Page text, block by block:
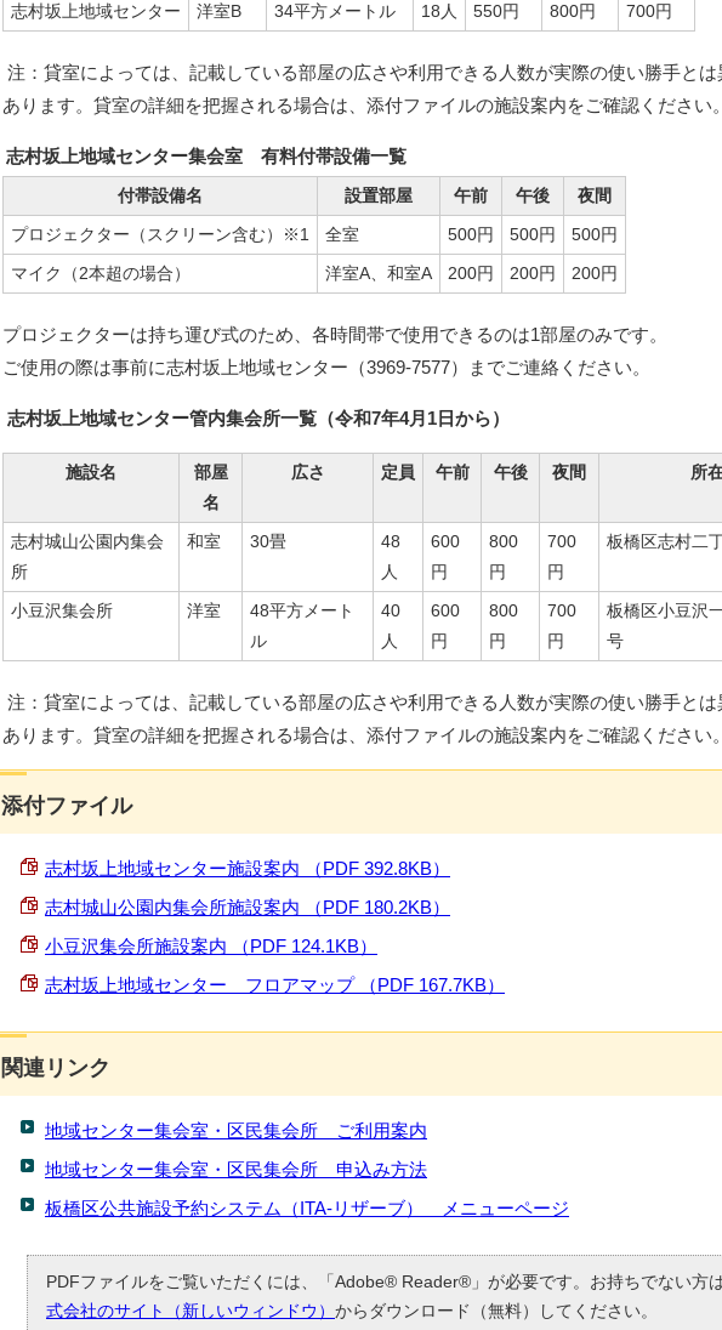
志村坂上地域センター
洋室B 34平方メートル 18人 550円 800円 700円
注：貸室によっては、記載している部屋の広さや利用できる人数が実際の使い勝手と
あります。貸室の詳細を把握される場合は、添付ファイルの施設案内をご確認ください。
志村坂上地域センター集会室 有料付帯設備一覧
付帯設備名 設置部屋 午前 午後
夜間
プロジェクター（スクリーン含む）※1
全室 500円 500円
500円
マイク（2本超の場合）
洋室A、和室A 200円 200円 200円
プロジェクターは持ち運び式のため、各時間帯で使用できるのは1部屋のみです。
ご使用の際は事前に志村坂上地域センター（3969-7577）までご連絡ください。
志村坂上地域センター管内集会所一覧（令和7年4月1日から）
施設名
部屋
名
広さ 定員 午前 午後 夜間 所
志村城山公園内集会
所
和室 30畳
48
人
600
円
800
円
700
円
板橋区志村二
小豆沢集会所 洋室
48平方メート
ル
40
人
600
円
800
円
700
円
板橋区小豆沢
号
注：貸室によっては、記載している部屋の広さや利用できる人数が実際の使い勝手と
あります。貸室の詳細を把握される場合は、添付ファイルの施設案内をご確認ください。
添付ファイル
志村坂上地域センター施設案内 （PDF 392.8KB）
志村城山公園内集会所施設案内 （PDF 180.2KB）
小豆沢集会所施設案内 （PDF 124.1KB）
志村坂上地域センター フロアマップ （PDF 167.7KB）
関連リンク
地域センター集会室・区民集会所 ご利用案内
地域センター集会室・区民集会所 申込み方法
板橋区公共施設予約システム（ITA-リザーブ） メニューページ
PDFファイルをご覧いただくには、「Adobe® Reader®」が必要です。お持ちでない方
式会社のサイト（新しいウィンドウ） からダウンロード（無料）してください。